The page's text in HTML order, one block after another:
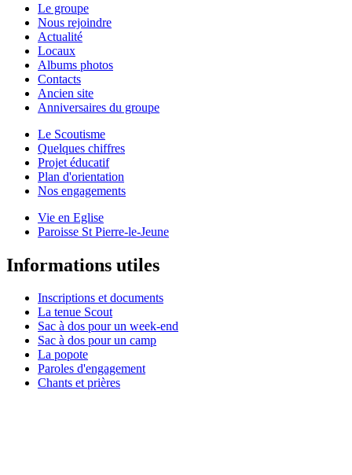
Le groupe
Nous rejoindre
Actualité
Locaux
Albums photos
Contacts
Ancien site
Anniversaires du groupe
Le Scoutisme
Quelques chiffres
Projet éducatif
Plan d'orientation
Nos engagements
Vie en Eglise
Paroisse St Pierre-le-Jeune
Informations utiles
Inscriptions et documents
La tenue Scout
Sac à dos pour un week-end
Sac à dos pour un camp
La popote
Paroles d'engagement
Chants et prières